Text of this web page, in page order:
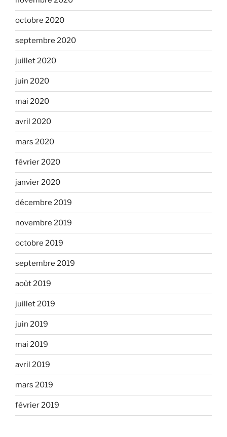
octobre 2020
septembre 2020
juillet 2020
juin 2020
mai 2020
avril 2020
mars 2020
février 2020
janvier 2020
décembre 2019
novembre 2019
octobre 2019
septembre 2019
août 2019
juillet 2019
juin 2019
mai 2019
avril 2019
mars 2019
février 2019